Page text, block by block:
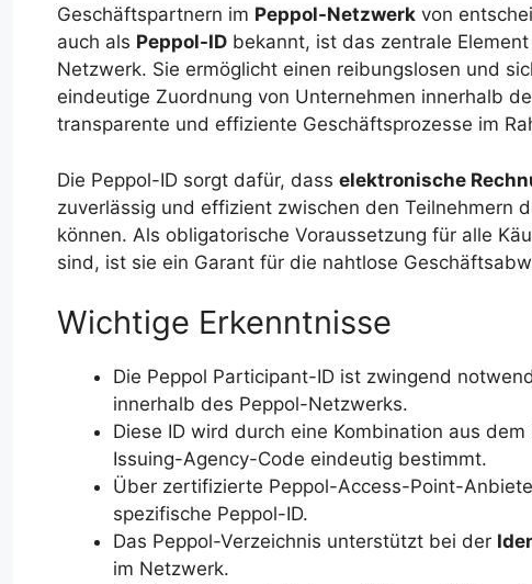
Geschäftspartnern im Peppol-Netzwerk von
auch als Peppol-ID bekannt, ist das zentrale
Netzwerk. Sie ermöglicht einen reibungslosen und
eindeutige Zuordnung von Unternehmen innerhalb
transparente und effiziente Geschäftsprozesse im
Die Peppol-ID sorgt dafür, dass elektronische
zuverlässig und effizient zwischen den Teilnehmern
können. Als obligatorische Voraussetzung für alle
sind, ist sie ein Garant für die nahtlose
Wichtige Erkenntnisse
Die Peppol Participant-ID ist zwingend
innerhalb des Peppol-Netzwerks.
Diese ID wird durch eine Kombination aus
Issuing-Agency-Code eindeutig bestimmt.
Über zertifizierte Peppol-Access-Point-
spezifische Peppol-ID.
Das Peppol-Verzeichnis unterstützt bei der
im Netzwerk.